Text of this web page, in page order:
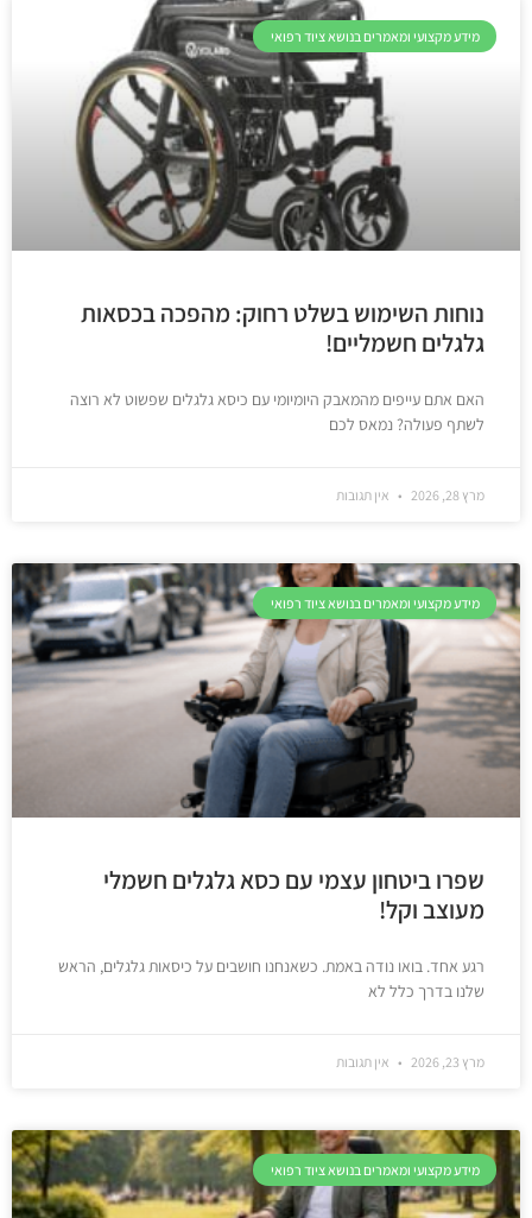
מידע מקצועי ומאמרים בנושא ציוד רפואי
נוחות השימוש בשלט רחוק: מהפכה בכסאות
גלגלים חשמליים!
האם אתם עייפים מהמאבק היומיומי עם כיסא גלגלים שפשוט לא רוצה
לשתף פעולה? נמאס לכם
מרץ 28, 2026 אין תגובות
מידע מקצועי ומאמרים בנושא ציוד רפואי
שפרו ביטחון עצמי עם כסא גלגלים חשמלי
מעוצב וקל!
רגע אחד. בואו נודה באמת. כשאנחנו חושבים על כיסאות גלגלים, הראש
שלנו בדרך כלל לא
מרץ 23, 2026 אין תגובות
מידע מקצועי ומאמרים בנושא ציוד רפואי